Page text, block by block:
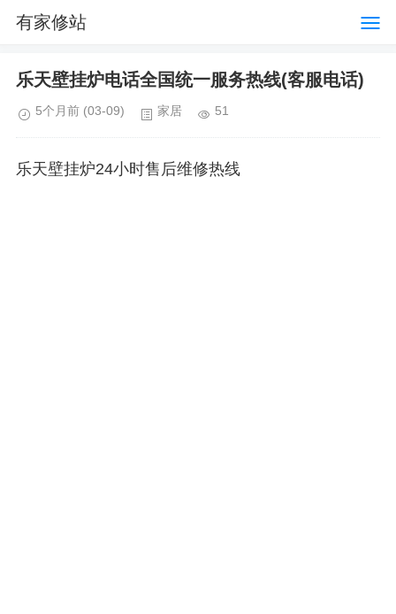
有家修站
乐天壁挂炉电话全国统一服务热线(客服电话)
5个月前 (03-09) 家居 51
乐天壁挂炉24小时售后维修热线